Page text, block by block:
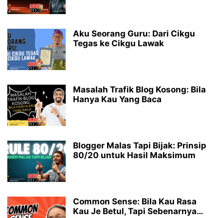
Aku Seorang Guru: Dari Cikgu
Tegas ke Cikgu Lawak
Masalah Trafik Blog Kosong: Bila
Hanya Kau Yang Baca
Blogger Malas Tapi Bijak: Prinsip
80/20 untuk Hasil Maksimum
Common Sense: Bila Kau Rasa
Kau Je Betul, Tapi Sebenarnya…